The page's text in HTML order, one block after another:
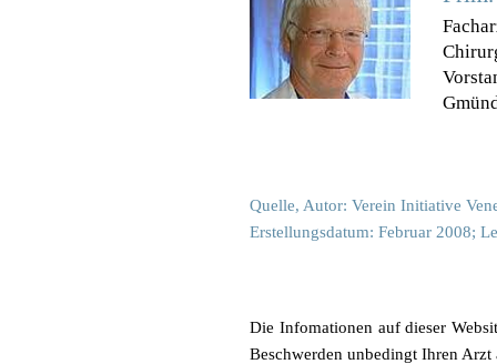
Quelle, Autor: Verein Initiative
Erstellungsdatum: Februar 2008;
Die Infomationen auf dieser
Beschwerden unbedingt Ihren Arzt